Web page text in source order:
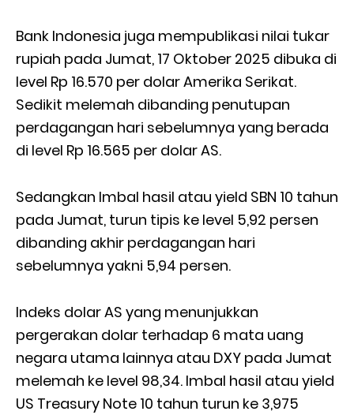
Bank Indonesia juga mempublikasi nilai tukar
rupiah pada Jumat, 17 Oktober 2025 dibuka di
level Rp 16.570 per dolar Amerika Serikat.
Sedikit melemah dibanding penutupan
perdagangan hari sebelumnya yang berada
di level Rp 16.565 per dolar AS.
Sedangkan Imbal hasil atau yield SBN 10 tahun
pada Jumat, turun tipis ke level 5,92 persen
dibanding akhir perdagangan hari
sebelumnya yakni 5,94 persen.
Indeks dolar AS yang menunjukkan
pergerakan dolar terhadap 6 mata uang
negara utama lainnya atau DXY pada Jumat
melemah ke level 98,34. Imbal hasil atau yield
US Treasury Note 10 tahun turun ke 3,975